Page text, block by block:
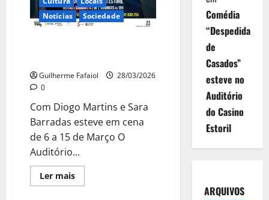
Notícias
Sociedade
Guilherme Fafaiol
28/03/2026
0
Com Diogo Martins e Sara
Barradas esteve em cena
de 6 a 15 de Março O
Auditório...
Ler maisLeia
mais
Comédia
“Despedida
de
Casados”
esteve no
Auditório
do Casino
Estoril
ARQUIVOS